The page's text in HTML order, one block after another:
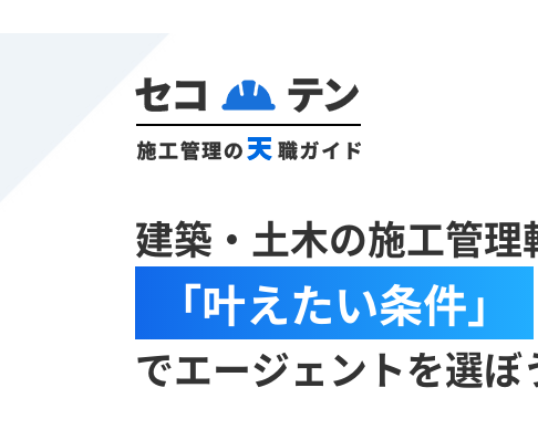
建築・土木の施工管理
「叶えたい条件」
でエージェントを選ぼ